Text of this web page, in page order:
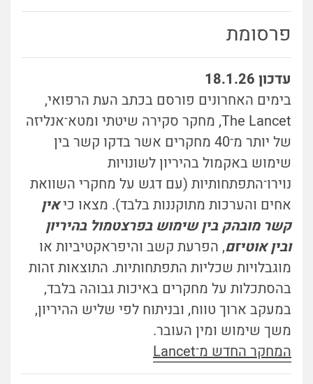
פרסומת
עדכון 18.1.26
בימים האחרונים פורסם בכתב העת הרפואי,
The Lancet, מחקר סקירה שיטתי ומטא־אנליזה
של יותר מ־40 מחקרים אשר בדקו קשר בין
שימוש באקמול בהיריון לשונויות
נוירו־התפתחותיות (עם דגש על מחקרי השוואת
אחים והערכות מתוקננות בלבד). מצאו כיאין
קשר מובהק בין שימוש בפרצטמול בהיריון
ובין אוטיזם, הפרעת קשב והיפראקטיביות או
מוגבלויות שכליות התפתחותיות. התוצאות זהות
בהסתכלות על מחקרים באיכות גבוהה בלבד,
במעקב ארוך טווח, ובניתוח לפי שליש ההיריון,
משך שימוש ומין העובר.
המחקר החדש מ־Lancet